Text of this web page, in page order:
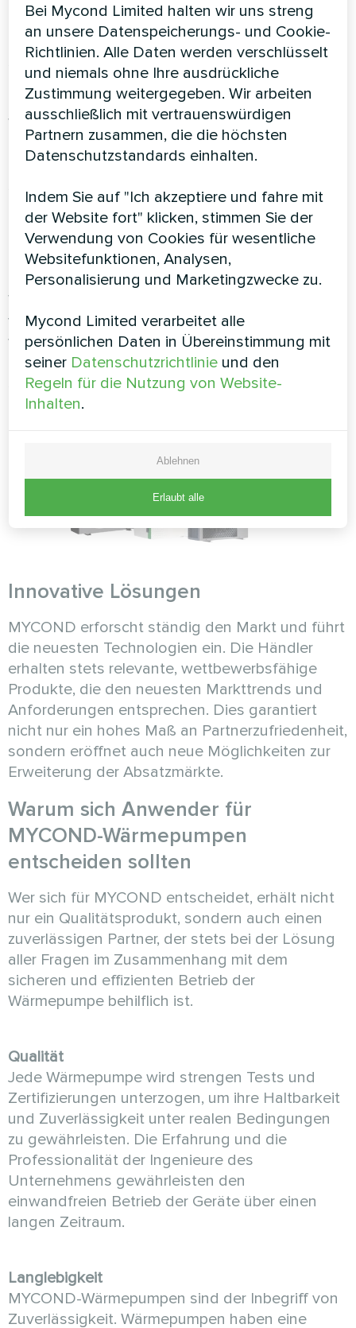
Um den Verkauf zu unterstützen und das
Marktsegment zu erweitern, bietet MYCOND
seinen Händlern Zugang zu Werbematerialien,
gemeinsamen Aktionen und Veranstaltungen.
Diese Politik sorgt für einen hohen
Wiedererkennungswert der Marke und hilft,
neue Kunden zu gewinnen. Dies erhöht nicht nur
das Volumen erfolgreicher Transaktionen,
des Unternehmens insgesamt aus
Breite Palette an Produkten
Das Unternehmen bietet eine breite Palette von
Wärmepumpen an, um den Bedürfnissen der
verschiedenen Marktsegmente gerecht zu
werden. Von Standard- bis zu Premiummodellen
kann jeder Kunde leicht das beste Produkt für
seine Bedürfnisse finden, das auf den Markt
zugeschnitten ist.
Innovative Lösungen
MYCOND erforscht ständig den Markt und führt
die neuesten Technologien ein. Die Händler
erhalten stets relevante, wettbewerbsfähige
Produkte, die den neuesten Markttrends und
Anforderungen entsprechen. Dies garantiert
nicht nur ein hohes Maß an Partnerzufriedenheit,
sondern eröffnet auch neue Möglichkeiten zur
Erweiterung der Absatzmärkte.
Warum sich Anwender für
MYCOND-Wärmepumpen
entscheiden sollten
Wer sich für MYCOND entscheidet, erhält nicht
nur ein Qualitätsprodukt, sondern auch einen
zuverlässigen Partner, der stets bei der Lösung
aller Fragen im Zusammenhang mit dem
sicheren und effizienten Betrieb der
Wärmepumpe behilflich ist.
Qualität
Jede Wärmepumpe wird strengen Tests und
Zertifizierungen unterzogen, um ihre Haltbarkeit
und Zuverlässigkeit unter realen Bedingungen
zu gewährleisten. Die Erfahrung und die
Professionalität der Ingenieure des
Unternehmens gewährleisten den
einwandfreien Betrieb der Geräte über einen
langen Zeitraum.
Langlebigkeit
MYCOND-Wärmepumpen sind der Inbegriff von
Zuverlässigkeit. Wärmepumpen haben eine
Bei Mycond Limited halten wir uns streng
an unsere Datenspeicherungs- und Cookie-
Richtlinien. Alle Daten werden verschlüsselt
und niemals ohne Ihre ausdrückliche
Zustimmung weitergegeben. Wir arbeiten
ausschließlich mit vertrauenswürdigen
Partnern zusammen, die die höchsten
Datenschutzstandards einhalten.
Indem Sie auf "Ich akzeptiere und fahre mit
der Website fort" klicken, stimmen Sie der
Verwendung von Cookies für wesentliche
Websitefunktionen, Analysen,
Personalisierung und Marketingzwecke zu.
Mycond Limited verarbeitet alle
persönlichen Daten in Übereinstimmung mit
seiner Datenschutzrichtlinie und den
Regeln für die Nutzung von Website-
Inhalten.
Ablehnen
Erlaubt alle